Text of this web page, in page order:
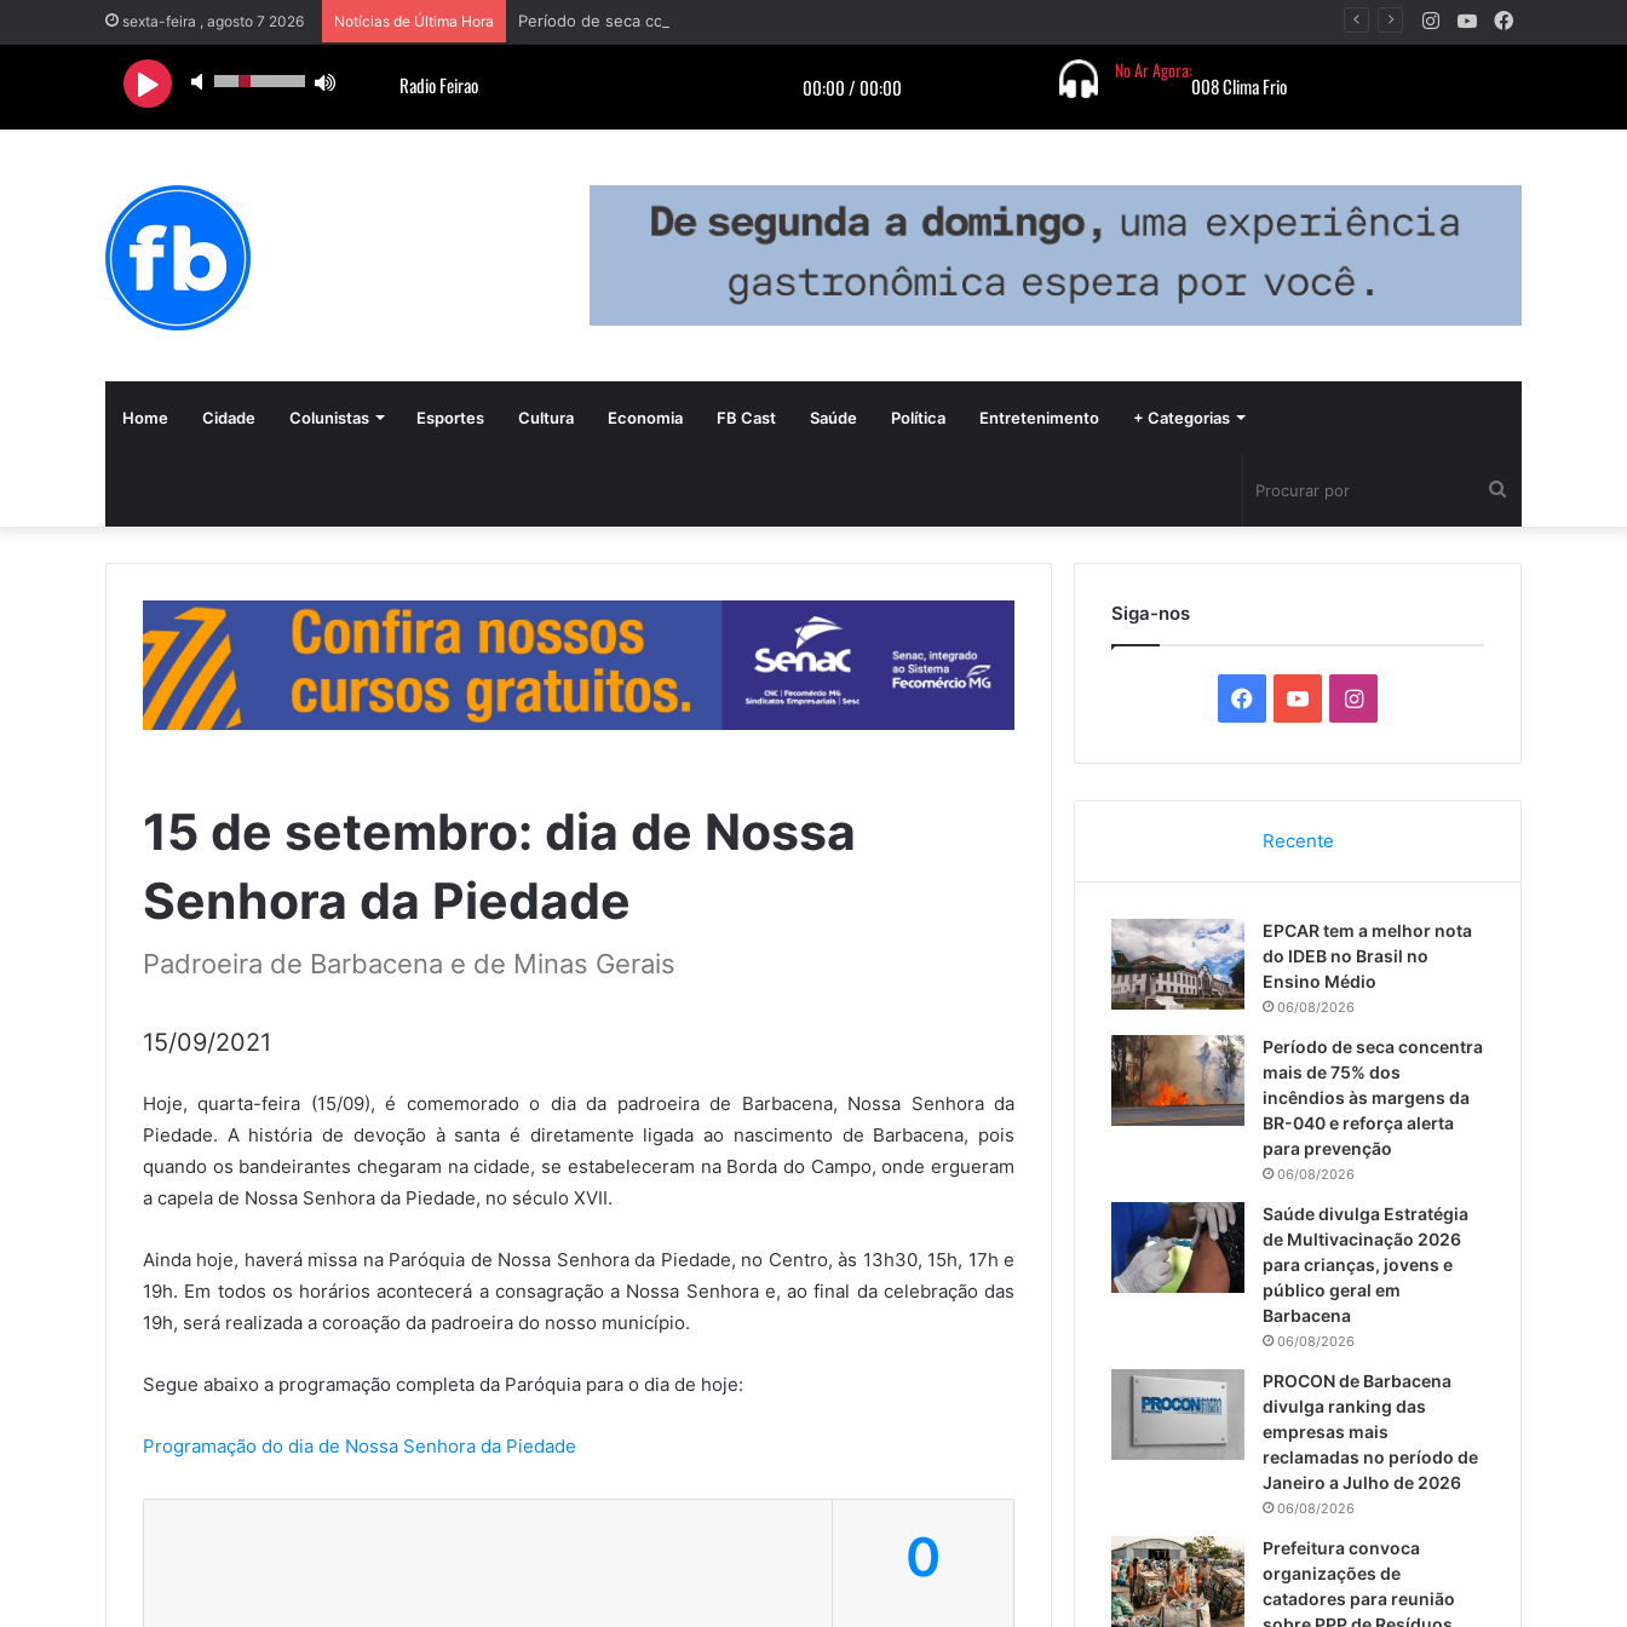
sexta-feira , agosto 7 2026 Notícias de Última Hora YouTube
Instagram
Home Cidade Colunistas Esportes Cultura Economia FB Cast Saúde Política Entretenimento + Categorias
por
15 de setembro: dia de Nossa
Senhora da Piedade
Padroeira de Barbacena e de Minas Gerais
15/09/2021
Hoje, quarta-feira (15/09), é comemorado o dia da padroeira de Barbacena, Nossa Senhora da
Piedade. A história de devoção à santa é diretamente ligada ao nascimento de Barbacena, pois
quando os bandeirantes chegaram na cidade, se estabeleceram na Borda do Campo, onde ergueram
a capela de Nossa Senhora da Piedade, no século XVII.
Ainda hoje, haverá missa na Paróquia de Nossa Senhora da Piedade, no Centro, às 13h30, 15h, 17h e
19h. Em todos os horários acontecerá a consagração a Nossa Senhora e, ao final da celebração das
19h, será realizada a coroação da padroeira do nosso município.
Segue abaixo a programação completa da Paróquia para o dia de hoje:
Programação do dia de Nossa Senhora da Piedade
0
Siga-nos
c
e
b
o
o
k
u
T
u
b
e
I
s
a
g
r
m
Recente
EPCAR tem a melhor nota
do IDEB no Brasil no
Ensino Médio
06/08/2026
Período de seca concentra
mais de 75% dos
incêndios às margens da
BR-040 e reforça alerta
para prevenção
06/08/2026
Saúde divulga Estratégia
de Multivacinação 2026
para crianças, jovens e
público geral em
Barbacena
06/08/2026
PROCON de Barbacena
divulga ranking das
empresas mais
reclamadas no período de
Janeiro a Julho de 2026
06/08/2026
Prefeitura convoca
organizações de
catadores para reunião